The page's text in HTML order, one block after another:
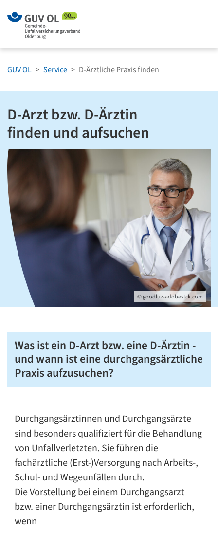
Zum Menü springen
GUV OL Service D-Ärztliche Praxis finden
D-Arzt bzw. D-Ärztin
finden und aufsuchen
© goodluz-adobestck.com
Was ist ein D-Arzt bzw. eine D-Ärztin -
und wann ist eine durchgangsärztliche
Praxis aufzusuchen?
Durchgangsärztinnen und Durchgangsärzte
sind besonders qualifiziert für die Behandlung
von Unfallverletzten. Sie führen die
fachärztliche (Erst-)Versorgung nach Arbeits-,
Schul- und Wegeunfällen durch.
Die Vorstellung bei einem Durchgangsarzt
bzw. einer Durchgangsärztin ist erforderlich,
wenn